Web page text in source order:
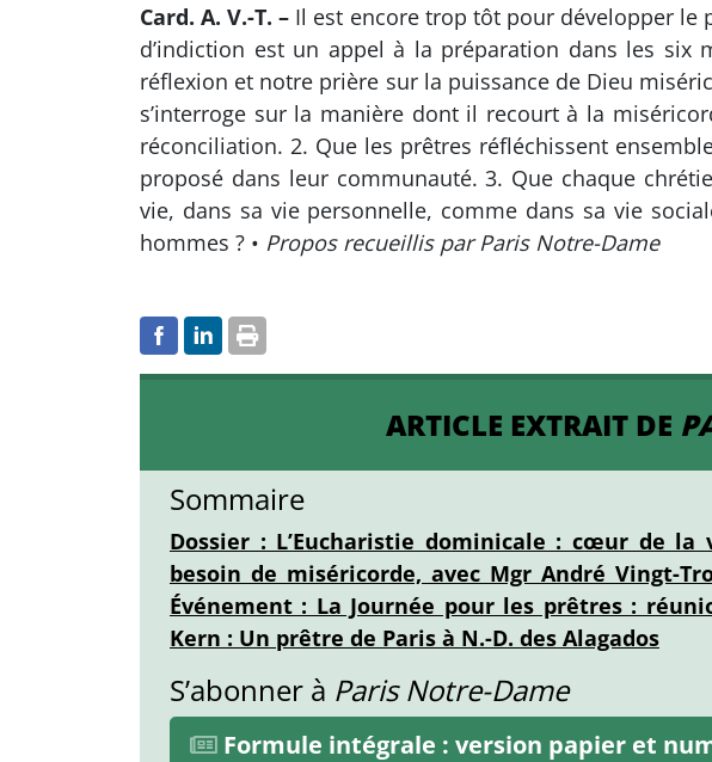
Card. A. V.-T. – Il est encore trop tôt pour développer le
d’indiction est un appel à la préparation dans les
réflexion et notre prière sur la puissance de Dieu
s’interroge sur la manière dont il recourt à la
réconciliation. 2. Que les prêtres réfléchissent
proposé dans leur communauté. 3. Que chaque
vie, dans sa vie personnelle, comme dans sa vie
hommes ? • Propos recueillis par Paris Notre-Dame
ARTICLE EXTRAIT DE
Sommaire
Dossier : L’Eucharistie dominicale : cœur de la
besoin de miséricorde, avec Mgr André Vingt-
Événement : La Journée pour les prêtres :
Kern : Un prêtre de Paris à N.-D. des Alagados
S’abonner à Paris Notre-Dame
Formule intégrale : version papier et